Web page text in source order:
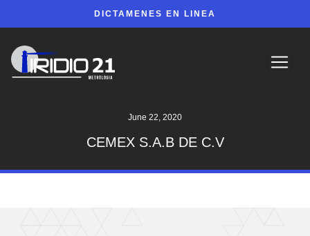
DICTAMENES EN LINEA
June 22, 2020
CEMEX S.A.B DE C.V